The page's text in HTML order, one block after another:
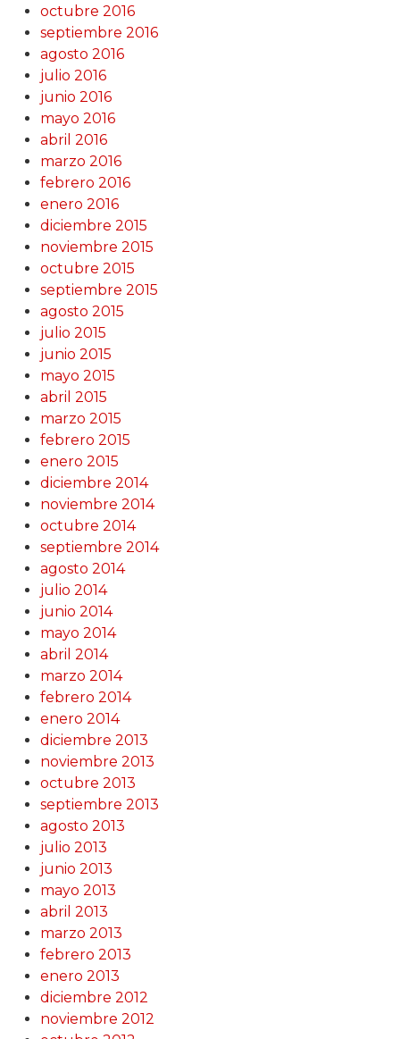
octubre 2016
septiembre 2016
agosto 2016
julio 2016
junio 2016
mayo 2016
abril 2016
marzo 2016
febrero 2016
enero 2016
diciembre 2015
noviembre 2015
octubre 2015
septiembre 2015
agosto 2015
julio 2015
junio 2015
mayo 2015
abril 2015
marzo 2015
febrero 2015
enero 2015
diciembre 2014
noviembre 2014
octubre 2014
septiembre 2014
agosto 2014
julio 2014
junio 2014
mayo 2014
abril 2014
marzo 2014
febrero 2014
enero 2014
diciembre 2013
noviembre 2013
octubre 2013
septiembre 2013
agosto 2013
julio 2013
junio 2013
mayo 2013
abril 2013
marzo 2013
febrero 2013
enero 2013
diciembre 2012
noviembre 2012